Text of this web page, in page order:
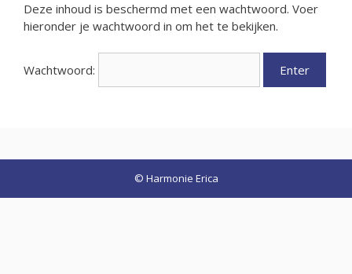
Deze inhoud is beschermd met een wachtwoord. Voer
hieronder je wachtwoord in om het te bekijken.
Wachtwoord:
© Harmonie Erica